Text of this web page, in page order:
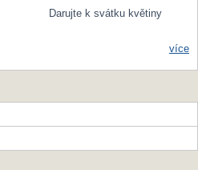
Darujte k svátku květiny
více